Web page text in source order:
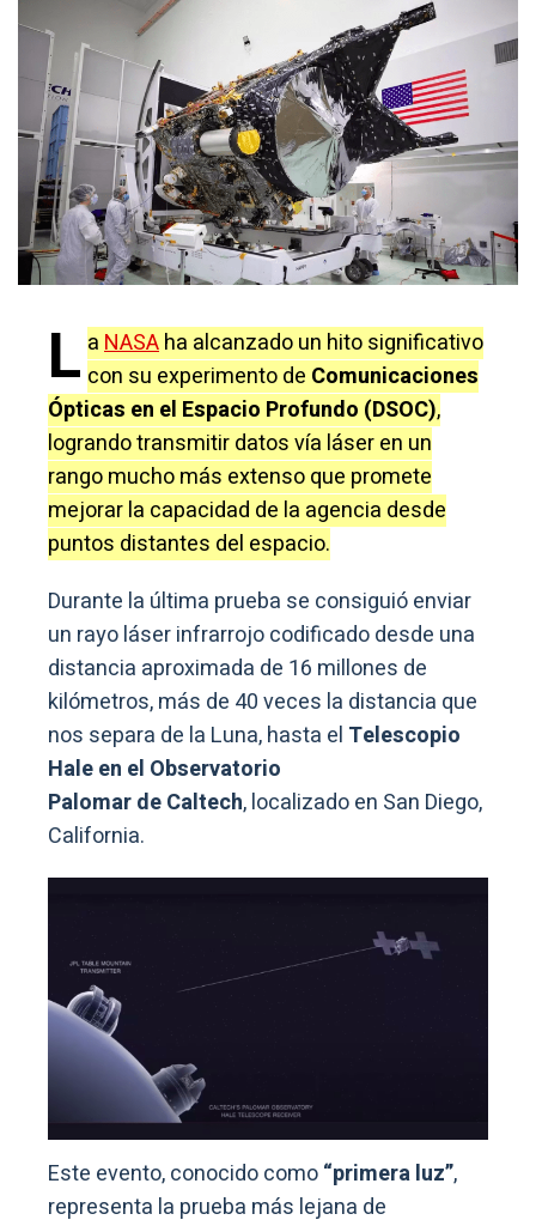
L aNASAha alcanzado un hito significativo
con su experimento de Comunicaciones
Ópticas en el Espacio Profundo (DSOC),
logrando transmitir datos vía láser en un
rango mucho más extenso que promete
mejorar la capacidad de la agencia desde
puntos distantes del espacio.
Durante la última prueba se consiguió enviar
un rayo láser infrarrojo codificado desde una
distancia aproximada de 16 millones de
kilómetros, más de 40 veces la distancia que
nos separa de la Luna, hasta el Telescopio
Hale en el Observatorio
Palomar de Caltech, localizado en San Diego,
California.
Este evento, conocido como“primera luz”,
representa la prueba más lejana de